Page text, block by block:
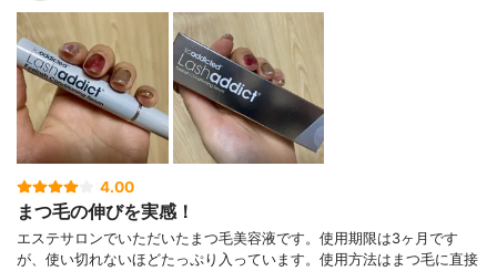
4.00
まつ毛の伸びを実感！
エステサロンでいただいたまつ毛美容液です。使用期限は3ヶ月です
が、使い切れないほどたっぷり入っています。使用方法はまつ毛に直接